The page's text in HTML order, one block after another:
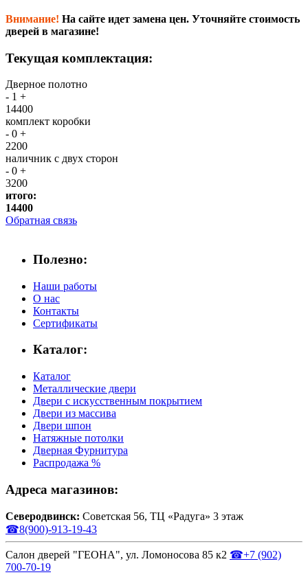
Внимание! На сайте идет замена цен. Уточняйте стоимость
дверей в магазине!
Текущая комплектация:
Дверное полотно
- 1 +
14400
комплект коробки
- 0 +
2200
наличник с двух сторон
- 0 +
3200
итого:
14400
Обратная связь
Полезно:
Наши работы
О нас
Контакты
Сертификаты
Каталог:
Каталог
Металлические двери
Двери с искусственным покрытием
Двери из массива
Двери шпон
Натяжные потолки
Дверная Фурнитура
Распродажа %
Адреса магазинов:
Северодвинск: Советская 56, ТЦ «Радуга» 3 этаж
☎8(900)-913-19-43
Салон дверей "ГЕОНА", ул. Ломоносова 85 к2 ☎+7 (902)
700-70-19